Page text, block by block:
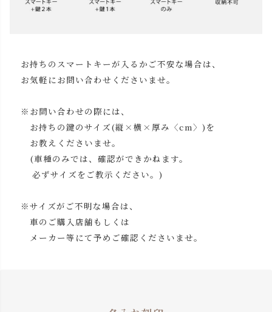
お持ちのスマートキーが入るかご不安な場合は、
お気軽にお問い合わせくださいませ。
※お問い合わせの際には、
お持ちの鍵のサイズ(縦×横×厚み〈cm〉)を
お教えくださいませ。
(車種のみでは、確認ができかねます。
必ずサイズをご教示ください。)
※サイズがご不明な場合は、
車のご購入店舗もしくは
メーカー等にて予めご確認くださいませ。